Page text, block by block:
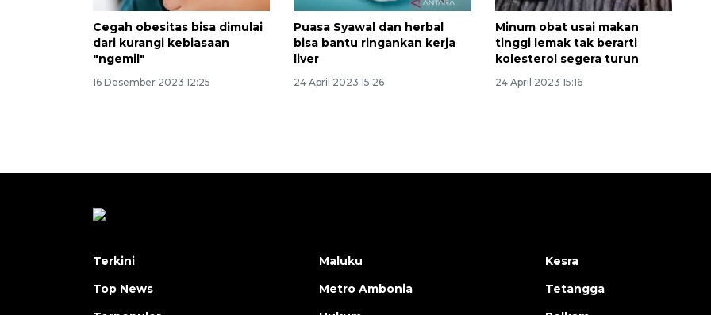
Cegah obesitas bisa dimulai
dari kurangi kebiasaan
"ngemil"
16 Desember 2023 12:25
Puasa Syawal dan herbal
bisa bantu ringankan kerja
liver
24 April 2023 15:26
Minum obat usai makan
tinggi lemak tak berarti
kolesterol segera turun
24 April 2023 15:16
Terkini
Top News
Maluku
Metro Ambonia
Kesra
Tetangga